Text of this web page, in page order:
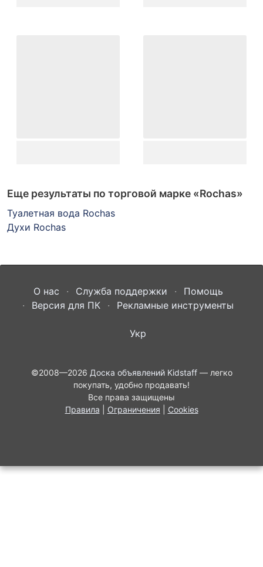
Еще результаты по торговой марке «Rochas»
Туалетная вода Rochas
Духи Rochas
О нас Служба поддержки
Помощь
Версия для ПК
Рекламные инструменты
Укр
©2008—2026 Доска объявлений Kidstaff— легко
покупать, удобно продавать!
Все права защищены
Правила
Ограничения Cookies